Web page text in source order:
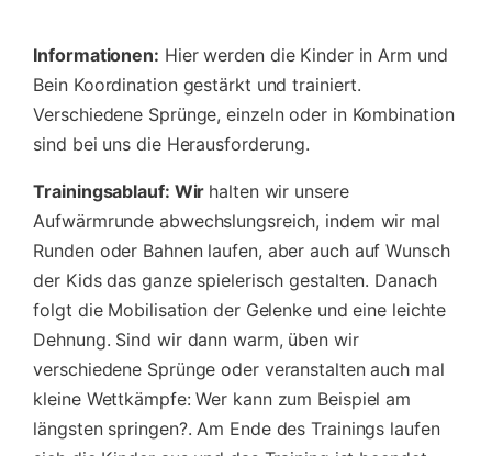
Informationen: Hier werden die Kinder in Arm und
Bein Koordination gestärkt und trainiert.
Verschiedene Sprünge, einzeln oder in Kombination
sind bei uns die Herausforderung.
Trainingsablauf: Wir halten wir unsere
Aufwärmrunde abwechslungsreich, indem wir mal
Runden oder Bahnen laufen, aber auch auf Wunsch
der Kids das ganze spielerisch gestalten. Danach
folgt die Mobilisation der Gelenke und eine leichte
Dehnung. Sind wir dann warm, üben wir
verschiedene Sprünge oder veranstalten auch mal
kleine Wettkämpfe: Wer kann zum Beispiel am
längsten springen?. Am Ende des Trainings laufen